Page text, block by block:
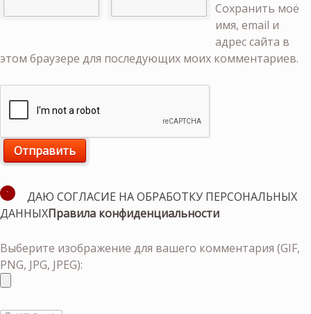
Сохранить моё
имя, email и
адрес сайта в
этом браузере для последующих моих комментариев.
ДАЮ СОГЛАСИЕ НА ОБРАБОТКУ ПЕРСОНАЛЬНЫХ
ДАННЫХПравила конфиденциальности
Выберите изображение для вашего комментария (GIF,
PNG, JPG, JPEG):